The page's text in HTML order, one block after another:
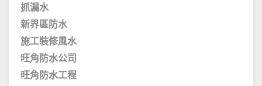
抓漏水
新界區防水
施工裝修風水
旺角防水公司
旺角防水工程